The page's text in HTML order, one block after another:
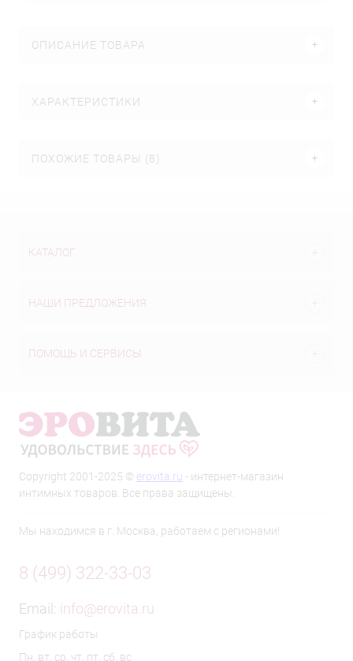
ОПИСАНИЕ ТОВАРА
ХАРАКТЕРИСТИКИ
ПОХОЖИЕ ТОВАРЫ (8)
КАТАЛОГ
НАШИ ПРЕДЛОЖЕНИЯ
ПОМОЩЬ И СЕРВИСЫ
Copyright 2001-2025 © erovita.ru - интернет-магазин
интимных товаров. Все права защищены.
Мы находимся в г. Москва, работаем с регионами!
8 (499) 322-33-03
Email: info@erovita.ru
График работы
Пн, вт, ср, чт, пт, сб, вс